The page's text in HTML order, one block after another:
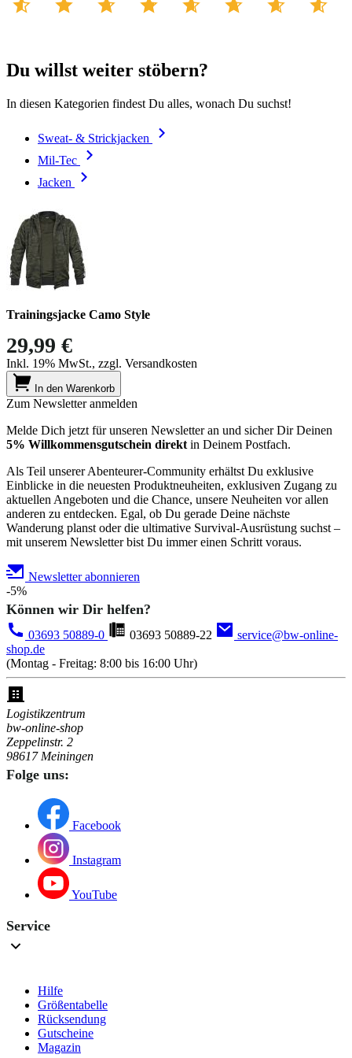
Du willst weiter stöbern?
In diesen Kategorien findest Du alles, wonach Du suchst!
Sweat- & Strickjacken
Mil-Tec
Jacken
Trainingsjacke Camo Style
29,99 €
Inkl. 19% MwSt., zzgl. Versandkosten
In den Warenkorb
Zum Newsletter anmelden
Melde Dich jetzt für unseren Newsletter an und sicher Dir Deinen
5% Willkommensgutschein direkt in Deinem Postfach.
Als Teil unserer Abenteurer-Community erhältst Du exklusive
Einblicke in die neuesten Produktneuheiten, exklusiven Zugang zu
aktuellen Angeboten und die Chance, unsere Neuheiten vor allen
anderen zu entdecken. Egal, ob Du gerade Deine nächste
Wanderung planst oder die ultimative Survival-Ausrüstung suchst –
mit unserem Newsletter bist Du immer einen Schritt voraus.
Newsletter abonnieren
-5%
Können wir Dir helfen?
03693 50889-0 03693 50889-22
service@bw-online-
shop.de
(Montag - Freitag: 8:00 bis 16:00 Uhr)
Logistikzentrum
bw-online-shop
Zeppelinstr. 2
98617 Meiningen
Folge uns:
Facebook
Instagram
YouTube
Service
Hilfe
Größentabelle
Rücksendung
Gutscheine
Magazin